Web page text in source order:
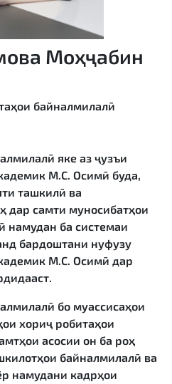
Моҳҷабин
байналмилалӣ
яке аз ҷузъи
М.С. Осимӣ буда,
ташкилӣ ва
дар самти муносибатҳои
намудан ба системаи
бардоштани нуфузу
М.С. Осимӣ дар
бо муассисаҳои
хориҷ робитаҳои
асосии он ба роҳ
байналмилалӣ ва
намудани кадрҳои